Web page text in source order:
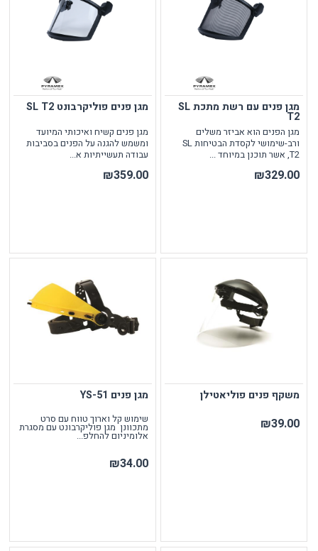
מגן פנים עם רשת מתכת SL
T2
מגן הפנים הוא אביזר משלים
ורב-שימושי לקסדת הבטיחות SL
T2, אשר תוכנן במיוחד ...
₪329.00
מגן פנים פוליקרבונט SL T2
מגן פנים קשיח ואיכותי המיועד
ומשמש להגנה על הפנים בסביבות
עבודה תעשייתיות א...
₪359.00
משקף פנים פוליאטילן
₪39.00
מגן פנים YS-51
שימוש קל וארוך טווח עם סרט
מתכוונן מגן פוליקרבונט עם מסגרת
אלומיניום להחלפ...
₪34.00